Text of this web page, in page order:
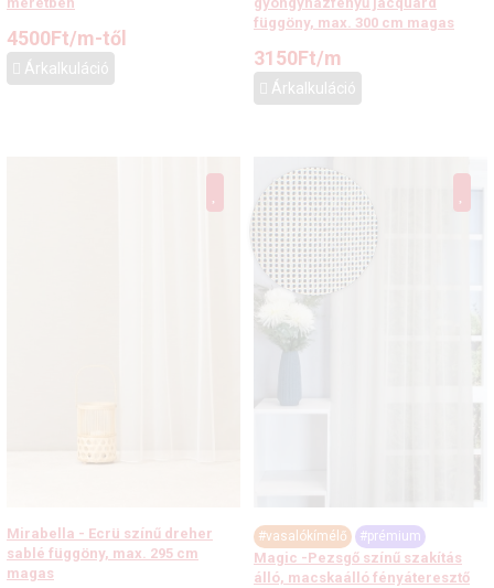
4500Ft/m-től
Árkalkuláció
függöny, max. 300 cm magas
3150Ft/m
Árkalkuláció
Mirabella - Ecrü színű dreher
sablé függöny, max. 295 cm
magas
#vasalókímélő #prémium
Magic -Pezsgő színű szakítás
álló, macskaálló fényáteresztő